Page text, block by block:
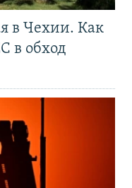
в Чехии. Как
в обход